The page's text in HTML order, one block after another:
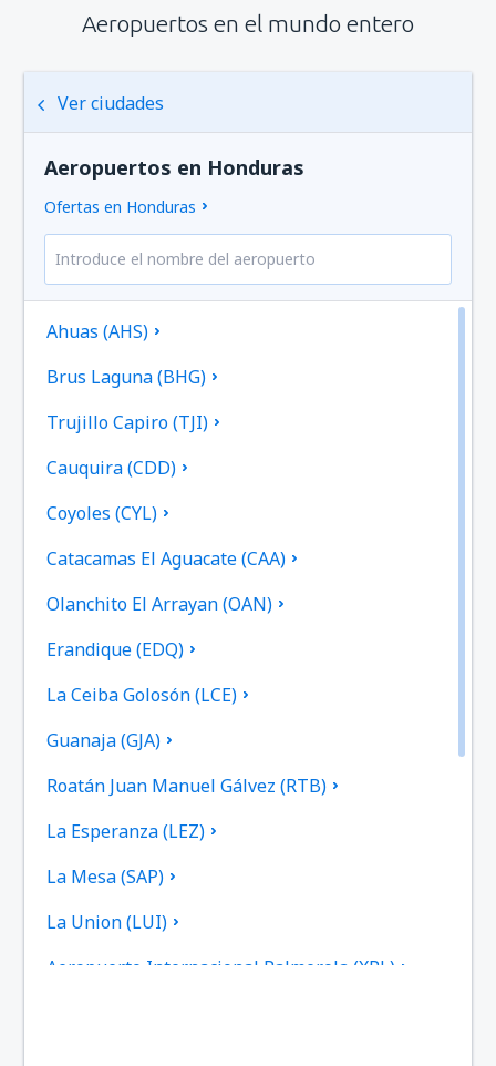
Aeropuertos en el mundo entero
Ver ciudades
Aeropuertos en Honduras
Ofertas en Honduras
Ahuas (AHS)
Brus Laguna (BHG)
Trujillo Capiro (TJI)
Cauquira (CDD)
Coyoles (CYL)
Catacamas El Aguacate (CAA)
Olanchito El Arrayan (OAN)
Erandique (EDQ)
La Ceiba Golosón (LCE)
Guanaja (GJA)
Roatán Juan Manuel Gálvez (RTB)
La Esperanza (LEZ)
La Mesa (SAP)
La Union (LUI)
Aeropuerto Internacional Palmerola (XPL)